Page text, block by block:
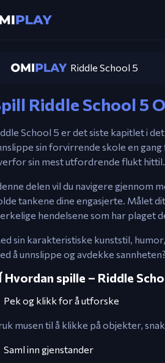
Riddle School 5
Riddle School 5
School 5 er det siste kapitlet i
sin forvirrende skole en
sin mest utfordrende flukt hittil.
delen vil du navigere gjennom
tankene dine engasjerte. Målet
hendelsene som har plaget
sin karakteristiske kunststil,
å unnslippe og avdekke
spille – Riddle
Pek og klikk for å utforske
musen til å klikke på objekter,
Saml inn gjenstander